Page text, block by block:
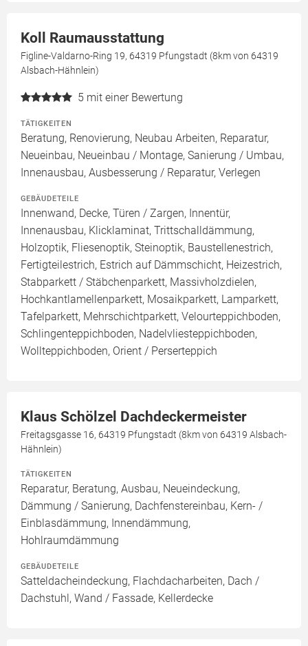
Koll Raumausstattung
Figline-Valdarno-Ring 19, 64319 Pfungstadt (8km von 64319
Alsbach-Hähnlein)
5 mit einer Bewertung
TÄTIGKEITEN
Beratung, Renovierung, Neubau Arbeiten, Reparatur,
Neueinbau, Neueinbau / Montage, Sanierung / Umbau,
Innenausbau, Ausbesserung / Reparatur, Verlegen
GEBÄUDETEILE
Innenwand, Decke, Türen / Zargen, Innentür,
Innenausbau, Klicklaminat, Trittschalldämmung,
Holzoptik, Fliesenoptik, Steinoptik, Baustellenestrich,
Fertigteilestrich, Estrich auf Dämmschicht, Heizestrich,
Stabparkett / Stäbchenparkett, Massivholzdielen,
Hochkantlamellenparkett, Mosaikparkett, Lamparkett,
Tafelparkett, Mehrschichtparkett, Velourteppichboden,
Schlingenteppichboden, Nadelvliesteppichboden,
Wollteppichboden, Orient / Perserteppich
Klaus Schölzel Dachdeckermeister
Freitagsgasse 16, 64319 Pfungstadt (8km von 64319 Alsbach-
Hähnlein)
TÄTIGKEITEN
Reparatur, Beratung, Ausbau, Neueindeckung,
Dämmung / Sanierung, Dachfenstereinbau, Kern- /
Einblasdämmung, Innendämmung,
Hohlraumdämmung
GEBÄUDETEILE
Satteldacheindeckung, Flachdacharbeiten, Dach /
Dachstuhl, Wand / Fassade, Kellerdecke